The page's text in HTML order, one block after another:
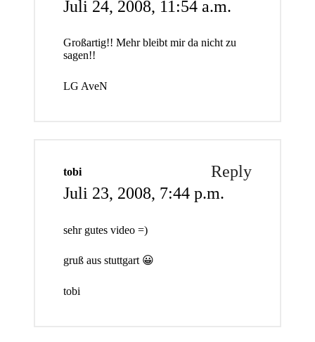
Juli 24, 2008, 11:54 a.m.
Großartig!! Mehr bleibt mir da nicht zu
sagen!!
LG AveN
tobi
Reply
Juli 23, 2008, 7:44 p.m.
sehr gutes video =)
gruß aus stuttgart 😀
tobi